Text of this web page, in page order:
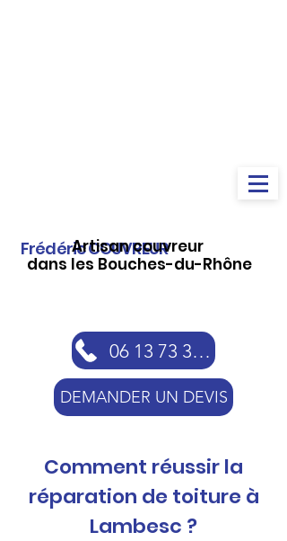
Frédéric COUVREUR
Artisan couvreur
dans les Bouches-du-Rhône
06 13 73 30 46
DEMANDER UN DEVIS
Comment réussir la
réparation de toiture à
Lambesc ?